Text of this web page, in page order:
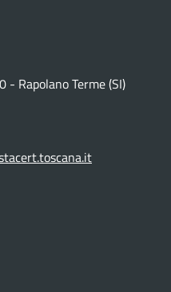
- Rapolano Terme (SI)